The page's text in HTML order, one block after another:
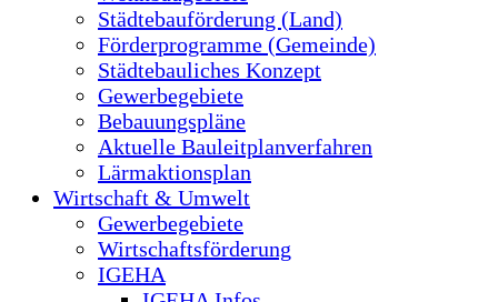
Städtebauförderung (Land)
Förderprogramme (Gemeinde)
Städtebauliches Konzept
Gewerbegebiete
Bebauungspläne
Aktuelle Bauleitplanverfahren
Lärmaktionsplan
Wirtschaft & Umwelt
Gewerbegebiete
Wirtschaftsförderung
IGEHA